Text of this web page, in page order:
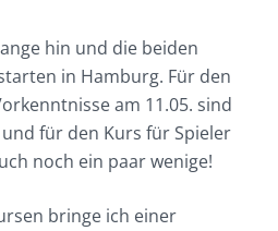
hin und die beiden
in Hamburg. Für den
am 11.05. sind
für den Kurs für Spieler
noch ein paar wenige!
bringe ich einer